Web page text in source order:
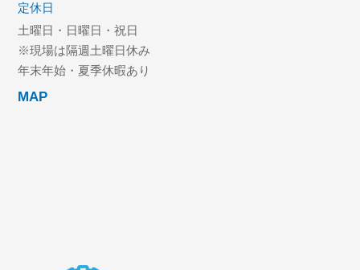
定休日
土曜日・日曜日・祝日
※現場は隔週土曜日休み
年末年始・夏季休暇あり
MAP